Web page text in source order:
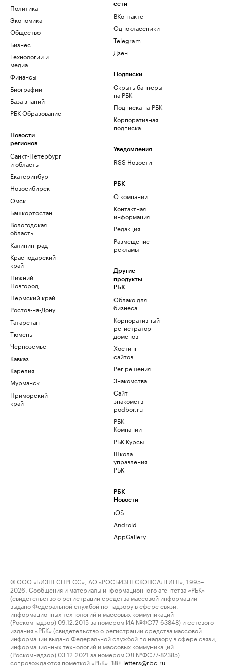
Политика
Экономика
Общество
Бизнес
Технологии и
медиа
Финансы
Биографии
База знаний
РБК Образование
Новости
регионов
Санкт-Петербург
и область
Екатеринбург
Новосибирск
Омск
Башкортостан
Вологодская
область
Калининград
Краснодарский
край
Нижний
Новгород
Пермский край
Ростов-на-Дону
Татарстан
Тюмень
Черноземье
Кавказ
Карелия
Мурманск
Приморский
край
сети
ВКонтакте
Одноклассники
Telegram
Дзен
Подписки
Скрыть баннеры
на РБК
Подписка на РБК
Корпоративная
подписка
Уведомления
RSS Новости
РБК
О компании
Контактная
информация
Редакция
Размещение
рекламы
Другие
продукты
РБК
Облако для
бизнеса
Корпоративный
регистратор
доменов
Хостинг
сайтов
Рег.решения
Знакомства
Сайт
знакомств
podbor.ru
РБК
Компании
РБК Курсы
Школа
управления
РБК
РБК
Новости
iOS
Android
AppGallery
© ООО «БИЗНЕСПРЕСС», АО «РОСБИЗНЕСКОНСАЛТИНГ», 1995–
2026. Сообщения и материалы информационного агентства «РБК»
(свидетельство о регистрации средства массовой информации
выдано Федеральной службой по надзору в сфере связи,
информационных технологий и массовых коммуникаций
(Роскомнадзор) 09.12.2015 за номером ИА №ФС77-63848) и сетевого
издания «РБК» (свидетельство о регистрации средства массовой
информации выдано Федеральной службой по надзору в сфере связи,
информационных технологий и массовых коммуникаций
(Роскомнадзор) 03.12.2021 за номером ЭЛ №ФС77-82385)
сопровождаются пометкой «РБК».
18+ letters@rbc.ru